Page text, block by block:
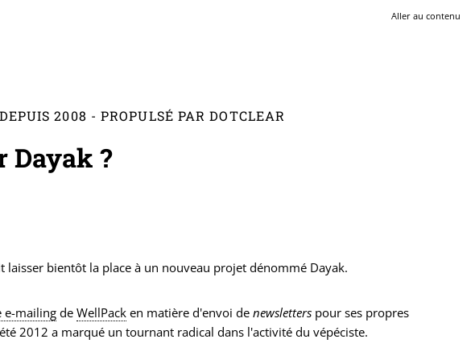
Aller au contenu
2008 - PROPULSÉ PAR DOTCLEAR
Dayak ?
laisser bientôt la place à un nouveau projet dénommé Dayak.
e-mailing deWellPack en matière d'envoi denewsletters pour ses propres
2012 a marqué un tournant radical dans l'activité du vépéciste.